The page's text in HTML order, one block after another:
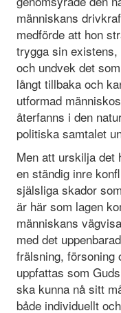
människans
medförde att hon
trygga sin
och undvek det
långt tillbaka och
utformad
återfanns i den
politiska samtalet
Men att urskilja det
en ständig inre
själsliga skador
är här som lagen
människans
med det
frälsning, försoning
uppfattas som
ska kunna nå sitt
både individuellt